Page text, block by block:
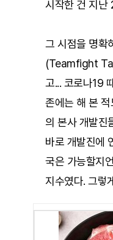
시작한 건 지난
그 시점을 명확
(Teamfight
고... 코로나19
존에는 해 본
의 본사 개발진
바로 개발진에
국은 가능할지
지수였다. 그렇